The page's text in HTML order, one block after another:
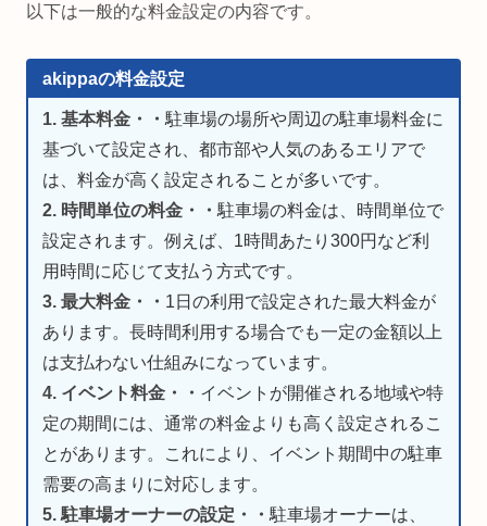
以下は一般的な料金設定の内容です。
akippaの料金設定
1. 基本料金・・ 駐車場の場所や周辺の駐車場料金に
基づいて設定され、都市部や人気のあるエリアで
は、料金が高く設定されることが多いです。
2. 時間単位の料金・・ 駐車場の料金は、時間単位で
設定されます。例えば、1時間あたり300円など利
用時間に応じて支払う方式です。
3. 最大料金・・ 1日の利用で設定された最大料金が
あります。長時間利用する場合でも一定の金額以上
は支払わない仕組みになっています。
4. イベント料金・・ イベントが開催される地域や特
定の期間には、通常の料金よりも高く設定されるこ
とがあります。これにより、イベント期間中の駐車
需要の高まりに対応します。
5. 駐車場オーナーの設定・・ 駐車場オーナーは、